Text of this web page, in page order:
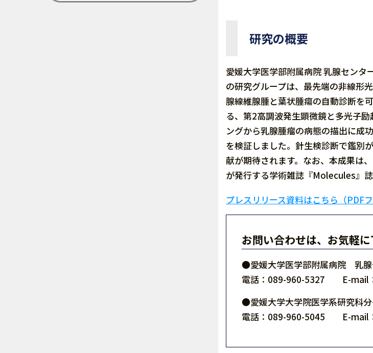
研究の概要
愛媛大学医学部附属病院 乳腺センタ
の研究グループは、最先端の非線形
腺線維腺腫と葉状腫瘍の自動診断を
る、第2高調波発生顕微鏡と多光子
ングから乳腺腫瘤の病態の描出に成
を検証しました。針生検診断で鑑別
献が期待されます。なお、本成果
が発行する学術雑誌『Molecules』
プレスリリース資料はこちら（PDF
お問い合わせは、お気軽
●愛媛大学医学部附属病院 乳
電話：089-960-5327 E-mail
●愛媛大学大学院医学系研究
電話：089-960-5045 E-mail